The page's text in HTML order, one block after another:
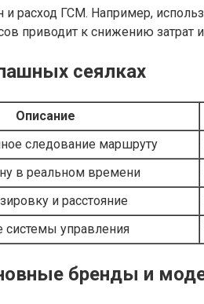
ГСМ. Например,
приводит к снижению
сеялках
Описание
следование маршруту
в реальном времени
и расстояние
системы управления
бренды и